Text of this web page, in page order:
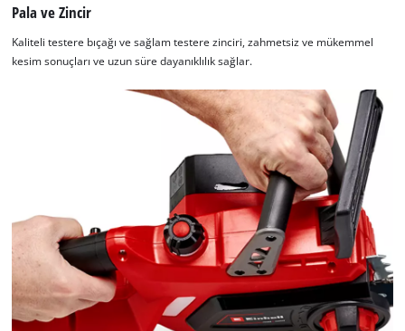
Google Maps hizmetini yüklemek için
izninize ihtiyacımız var!
This content is not permitted to load due
to trackers that are not disclosed to the
visitor. The website owner needs to setup
Pala ve Zincir
Kaliteli testere bıçağı ve sağlam testere zinciri, zahmetsiz ve mükemmel
kesim sonuçları ve uzun süre dayanıklılık sağlar.